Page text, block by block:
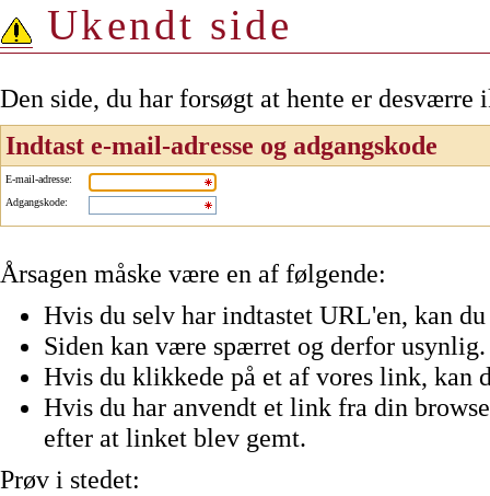
Ukendt side
Den side, du har forsøgt at hente er
Indtast e-mail-adresse og adgangskode
E-mail-adresse:
Adgangskode:
Årsagen måske være en af følgende:
Hvis du selv har indtastet URL'en, kan
Siden kan være spærret og derfor usynlig.
Hvis du klikkede på et af vores link, kan
Hvis du har anvendt et link fra din
efter at linket blev gemt.
Prøv i stedet: